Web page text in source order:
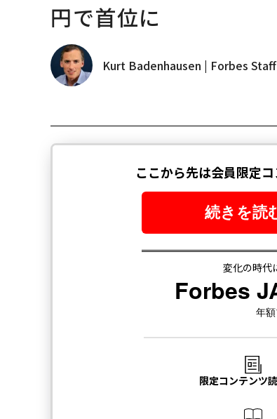
円で首位に
Kurt Badenhausen | Forbes Staff